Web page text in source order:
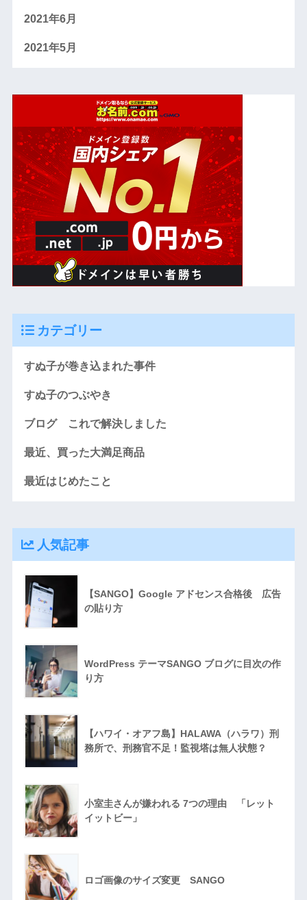
2021年6月
2021年5月
カテゴリー
すぬ子が巻き込まれた事件
すぬ子のつぶやき
ブログ これで解決しました
最近、買った大満足商品
最近はじめたこと
人気記事
【SANGO】Google アドセンス合格後 広告
の貼り方
WordPress テーマSANGO ブログに目次の作
り方
【ハワイ・オアフ島】HALAWA（ハラワ）刑
務所で、刑務官不足！監視塔は無人状態？
小室圭さんが嫌われる 7つの理由 「レット
イットビー」
ロゴ画像のサイズ変更 SANGO